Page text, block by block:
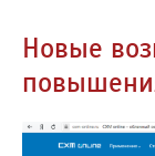
Новые